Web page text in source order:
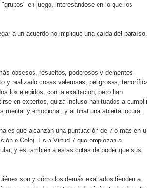
en juego, interesándose en lo que los
a un acuerdo no implique una caída del paraíso.
obsesos, resueltos, poderosos y dementes
y realizado cosas valerosas, peligrosas,
los elegidos, con la exaltación, pero han
en expertos, quizá incluso habituados a cumplir
y emocional, y al final una abierta locura.
que alcanzan una puntuación de 7 o más en
o Celo). Es a Virtud 7 que empiezan a
y es también a estas cotas de poder que sus
son y cómo los demás exaltados tienden a